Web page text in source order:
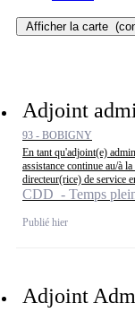
Afficher la carte
Adjoint
93 - BOBIGNY
En tant qu'adjoint(e)
assistance continue au/à
directeur(rice) de service
CDD - Temps
Publié hier
Adjoint